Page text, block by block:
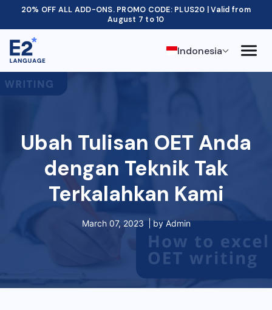
20% OFF ALL ADD-ONS. PROMO CODE: PLUS20 | Valid from
August 7 to 10
Indonesia
Ubah Tulisan OET Anda
dengan Teknik Tak
Terkalahkan Kami
March 07, 2023 byAdmin